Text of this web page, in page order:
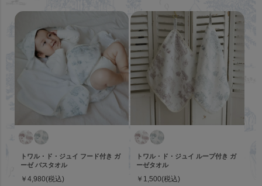
トワル・ド・ジュイ フード付き ガ
ーゼ バスタオル
￥4,980(税込)
トワル・ド・ジュイ ループ付き ガ
ーゼタオル
￥1,500(税込)